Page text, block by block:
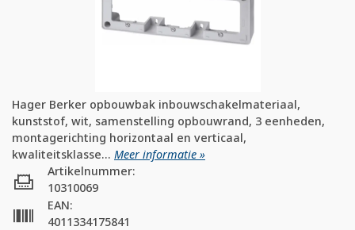
Hager Berker opbouwbak inbouwschakelmateriaal,
kunststof, wit, samenstelling opbouwrand, 3 eenheden,
montagerichting horizontaal en verticaal,
kwaliteitsklasse... Meer informatie »
Artikelnummer:
10310069
EAN:
4011334175841